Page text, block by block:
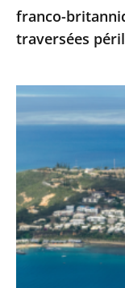
franco-
britannique
la
prévention
des
pérille...
franco-
traversées
Nouvelle-
Calédonie
juge
administratif
n’est
pas